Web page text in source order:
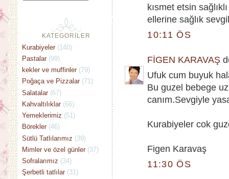
kısmet etsin
ellerine sağlık
10:11 ÖS
FİGEN KARAVAŞ
Ufuk cum buyuk
Bu guzel bebege
canım.Sevgiyle
Kurabiyeler cok
Figen Karavaş
11:30 ÖS
KATEGORİLER
Kurabiyeler (140)
Pastalar (99)
kekler ve muffinler (79)
Poğaça ve Pizzalar (71)
Salatalar (67)
Kahvaltılıklar (66)
Yemeklerimiz (51)
Börekler (46)
Sütlü Tatlılarımız (39)
Mimler ve özel günler (37)
Sofralarımız (34)
Şerbetli tatlılar (31)